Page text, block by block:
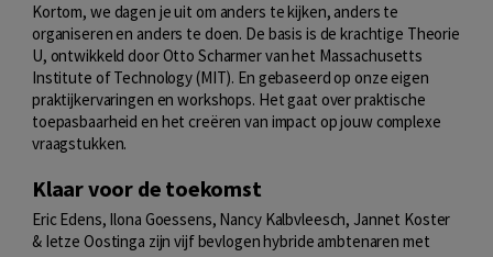
Kortom, we dagen je uit om anders te kijken, anders te
organiseren en anders te doen. De basis is de krachtige Theorie
U, ontwikkeld door Otto Scharmer van het Massachusetts
Institute of Technology (MIT). En gebaseerd op onze eigen
praktijkervaringen en workshops. Het gaat over praktische
toepasbaarheid en het creëren van impact op jouw complexe
vraagstukken.
Klaar voor de toekomst
Eric Edens, Ilona Goessens, Nancy Kalbvleesch, Jannet Koster
& Ietze Oostinga zijn vijf bevlogen hybride ambtenaren met